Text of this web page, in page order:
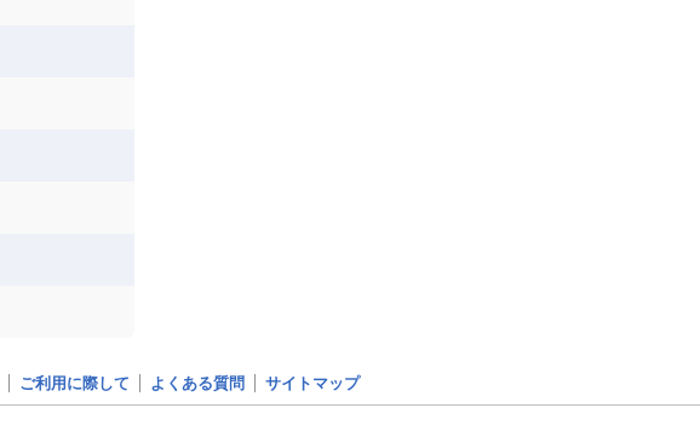
ご利用に際して よくある質問 サイトマップ